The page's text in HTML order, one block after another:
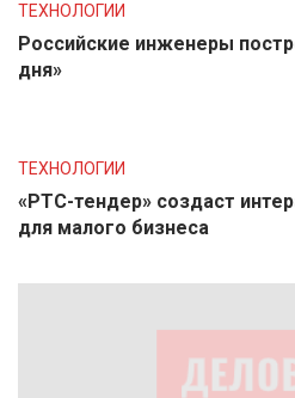
ТЕХНОЛОГИИ
Российские инженеры
дня»
ТЕХНОЛОГИИ
«РТС-тендер» создаст
для малого бизнеса